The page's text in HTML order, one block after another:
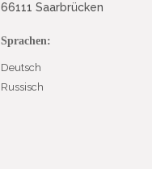
66111 Saarbrücken
Sprachen:
Deutsch
Russisch